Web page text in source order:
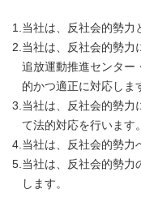
1. 当社は、反社会的勢力
2. 当社は、反社会的勢力
追放運動推進センター
的かつ適正に対応しま
3. 当社は、反社会的勢力
て法的対応を行います。
4. 当社は、反社会的勢力
5. 当社は、反社会的勢力
します。